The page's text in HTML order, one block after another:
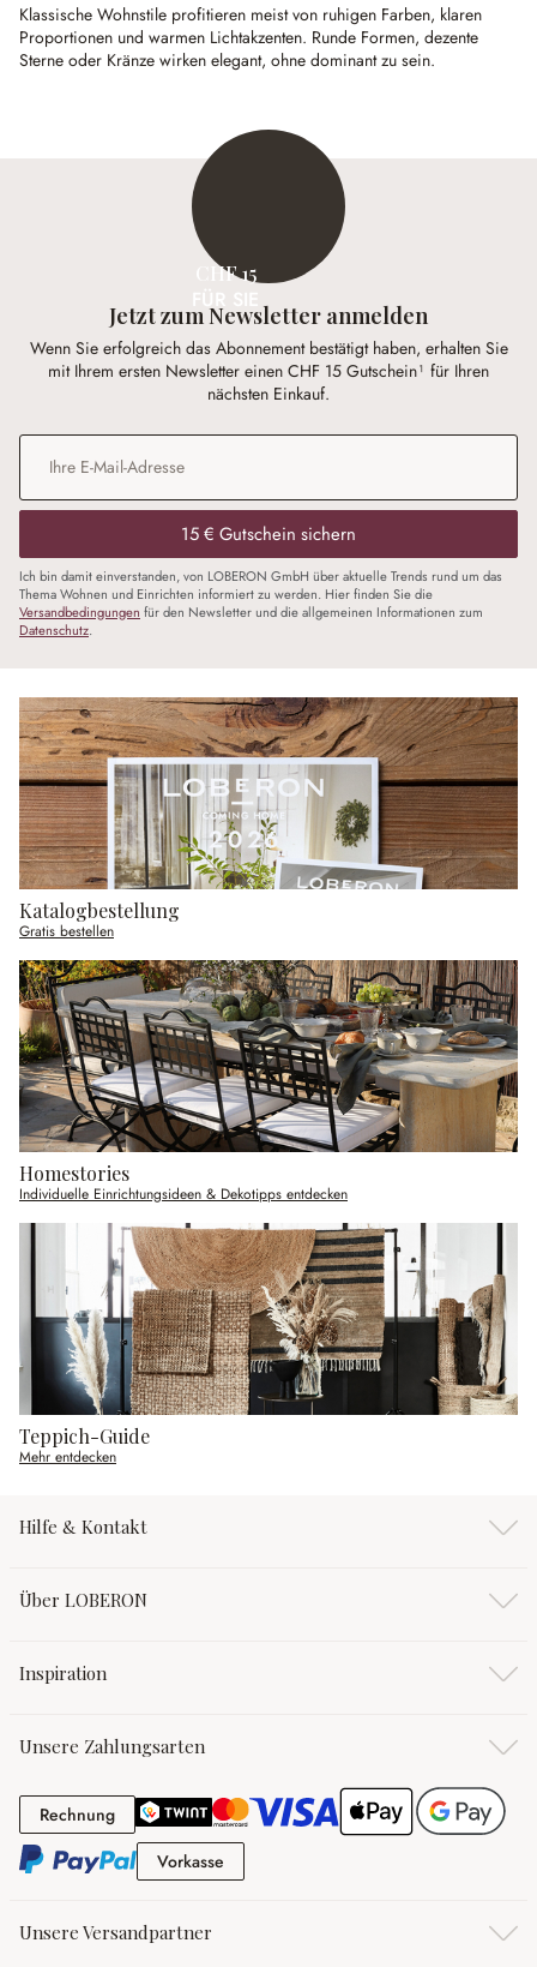
Klassische Wohnstile profitieren meist von ruhigen Farben, klaren
Proportionen und warmen Lichtakzenten. Runde Formen, dezente
Sterne oder Kränze wirken elegant, ohne dominant zu sein.
CHF 15
Jetzt zum Newsletter anmelden
Wenn Sie erfolgreich das Abonnement bestätigt haben, erhalten Sie
mit Ihrem ersten Newsletter einen CHF 15 Gutschein¹ für Ihren
nächsten Einkauf.
E-Mail-Adresse
15 € Gutschein sichern
Ich bin damit einverstanden, von LOBERON GmbH über aktuelle Trends rund um das
Thema Wohnen und Einrichten informiert zu werden. Hier finden Sie die
Versandbedingungen für den Newsletter und die allgemeinen Informationen zum
Datenschutz.
Katalogbestellung
Gratis bestellen
Homestories
Individuelle Einrichtungsideen & Dekotipps entdecken
Teppich-Guide
Mehr entdecken
Hilfe & Kontakt
Über LOBERON
Inspiration
Unsere Zahlungsarten
RechnungRechnung
Vorkasse
Unsere Versandpartner